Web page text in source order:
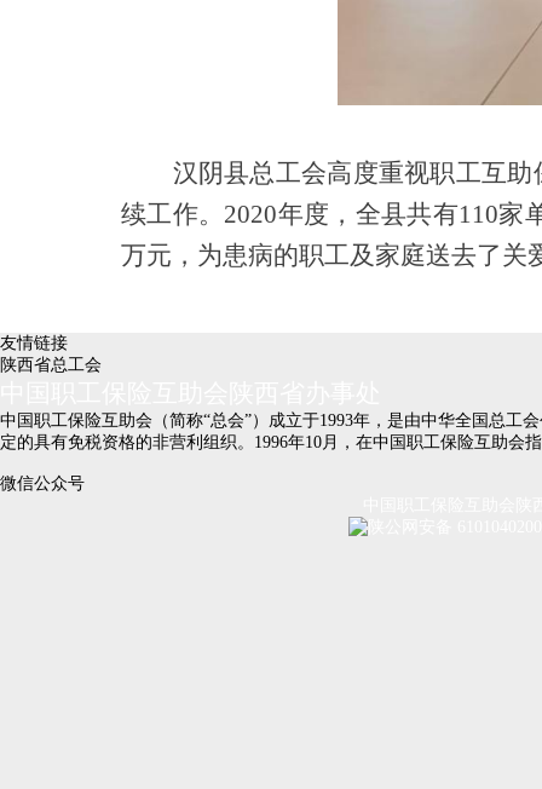
汉阴县总工会高度重视职工互
续工作。 2020年度，全县共有110家
万元，为患病的职工及家庭送去了关
友情链接
陕西省总工会
中国职工保险互助会（简称“总会”）成立于1993年，是由中华全国总
定的具有免税资格的非营利组织。1996年10月，在中国职工保险互助
微信公众号